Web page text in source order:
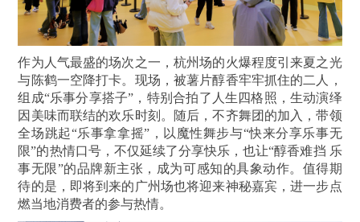
作为人气最盛的场次之一，杭州场的火爆程度引来夏之光
与陈鹤一空降打卡。现场，被薯片醇香牢牢抓住的二人，
组成“乐事分享搭子”，特别合拍了人生四格照，生动演绎
因美味而联结的欢乐时刻。随后，不齐舞团的加入，带领
全场跳起“乐事拿拿摇”，以魔性舞步与“快来分享乐事无
限”的热情口号，不仅延续了分享快乐，也让“醇香难挡 乐
事无限”的品牌新主张，成为可感知的具象动作。值得期
待的是，即将到来的广州场也将迎来神秘嘉宾，进一步点
燃当地消费者的参与热情。